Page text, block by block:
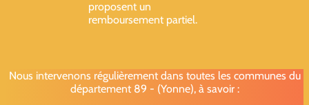
proposent un
remboursement partiel.
Nous intervenons régulièrement dans toutes les communes du
département 89 - (Yonne), à savoir :